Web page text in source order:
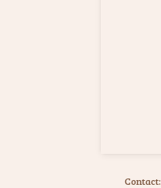
Contact: